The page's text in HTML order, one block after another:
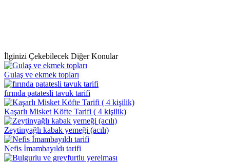
İlginizi Çekebilecek Diğer Konular
Gulaş ve ekmek topları
fırında patatesli tavuk tarifi
Kaşarlı Misket Köfte Tarifi ( 4 kişilik)
Zeytinyağlı kabak yemeği (acılı)
Nefis İmambayıldı tarifi